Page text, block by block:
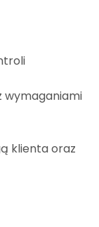
wymaganiami
klienta oraz